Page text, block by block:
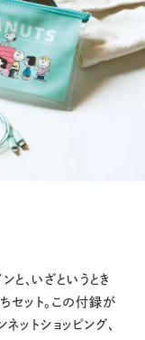
、いざというとき
ット。この付録が
ットショッピング、